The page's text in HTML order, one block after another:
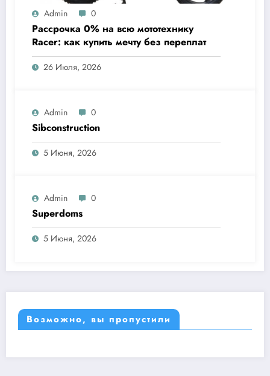
Admin 0
Рассрочка 0% на всю мототехнику
Racer: как купить мечту без переплат
26 Июля, 2026
Admin 0
Sibconstruction
5 Июня, 2026
Admin 0
Superdoms
5 Июня, 2026
Возможно, вы пропустили